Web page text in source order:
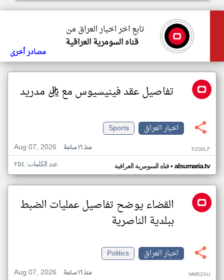
تابع اخر اخبار العراق من
قناه السومرية العراقية
مصادر أخرى
تفاصيل عقد فينيسيوس مع ريال مدريد
اخبار العراق
Sports
Aug 07, 2026
منذ ١٦ ساعة PZ08LF
قناه السومرية العراقية• alsumaria.tv عدد الكلمات: ٢٥٤
القضاء يوضح تفاصيل عمليات الضبط
ببلدية الناصرية
اخبار العراق
Politics
Aug 07, 2026
منذ ١٦ ساعة WM52SU